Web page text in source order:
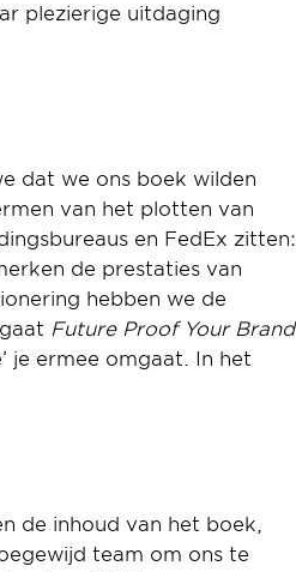
plezierige uitdaging
dat we ons boek wilden
en FedEx zitten:
de prestaties van
hebben we de
Future Proof Your Brand
je ermee omgaat. In het
de inhoud van het boek,
team om ons te